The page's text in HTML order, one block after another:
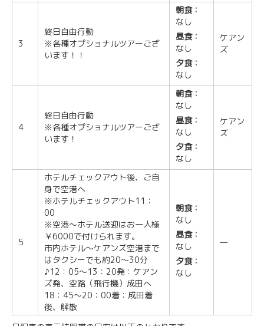
3
終日自由行動
※各種オプショナルツアーござ
います！！
朝食：
なし
昼食：
なし
夕食：
なし
ケアン
ズ
4
終日自由行動
※各種オプショナルツアーござ
います！
朝食：
なし
昼食：
なし
夕食：
なし
ケアン
ズ
5
ホテルチェックアウト後、ご自
身で空港へ
※ホテルチェックアウト11：
00
※空港～ホテル送迎はお一人様
￥6000で付けられます。
市内ホテル～ケアンズ空港まで
はタクシーでも約20～30分
♪12：05～13：20発：ケアン
ズ発、空路（飛行機）成田へ
18：45～20：00着：成田着
後、解散
朝食：
なし
昼食：
なし
夕食：
なし
—